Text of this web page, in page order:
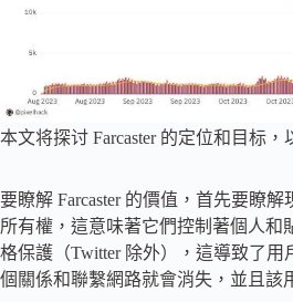
本文将探讨 Farcaster 的定位和目标
要瞭解 Farcaster 的價值，首先要瞭
所有權，這意味著它們控制著個人
格保護（Twitter 除外），這導致了
個關係和聯繫網路就會消失，並且該